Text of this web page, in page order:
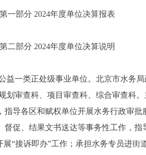
第一部分 2024年度单位决算报表
第二部分 2024年度单位决算说明
一类正处级事业单位。北京市水务局
审查科、项目审查科、综合审查科。
各区和赋权单位开展水务行政审批
、结果文书送达等事务性工作，指
接诉即办”工作；承担水务专员进街